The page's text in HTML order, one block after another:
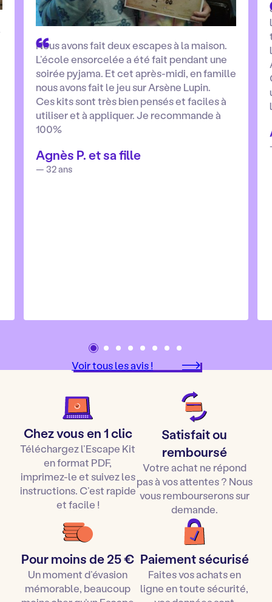
Nous avons fait deux escapes à la maison.
L’école ensorcelée a été fait pendant une
soirée pyjama. Et cet après-midi, en famille
nous avons fait le jeu sur Arsène Lupin.
Ces kits sont très bien pensés et faciles à
utiliser et à appliquer. Je recommande à
100%
Agnès P. et sa fille
— 32 ans
Voir tous les avis !
Chez vous en 1 clic
Téléchargez l’Escape Kit
en format PDF,
imprimez-le et suivez les
instructions. C’est rapide
et facile !
Satisfait ou
remboursé
Votre achat ne répond
pas à vos attentes ? Nous
vous rembourserons sur
demande.
Pour moins de 25 €
Un moment d’évasion
mémorable, beaucoup
Paiement sécurisé
Faites vos achats en
ligne en toute sécurité,